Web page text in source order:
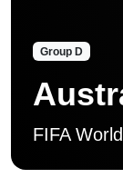
Group D
FIFA